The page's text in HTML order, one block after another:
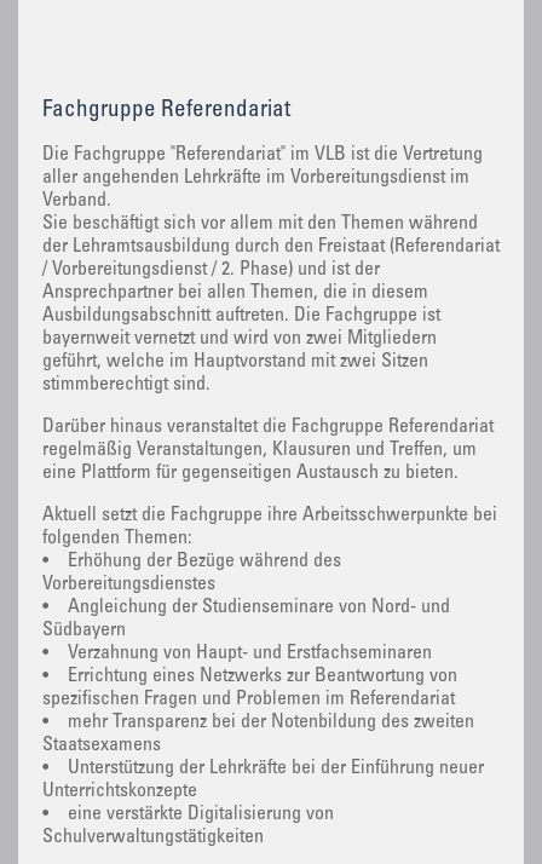
Fachgruppe Referendariat
Die Fachgruppe "Referendariat" im VLB ist die Vertretung
aller angehenden Lehrkräfte im Vorbereitungsdienst im
Verband.
Sie beschäftigt sich vor allem mit den Themen während
der Lehramtsausbildung durch den Freistaat (Referendariat
/ Vorbereitungsdienst / 2. Phase) und ist der
Ansprechpartner bei allen Themen, die in diesem
Ausbildungsabschnitt auftreten. Die Fachgruppe ist
bayernweit vernetzt und wird von zwei Mitgliedern
geführt, welche im Hauptvorstand mit zwei Sitzen
stimmberechtigt sind.
Darüber hinaus veranstaltet die Fachgruppe Referendariat
regelmäßig Veranstaltungen, Klausuren und Treffen, um
eine Plattform für gegenseitigen Austausch zu bieten.
Aktuell setzt die Fachgruppe ihre Arbeitsschwerpunkte bei
folgenden Themen:
• Erhöhung der Bezüge während des
Vorbereitungsdienstes
• Angleichung der Studienseminare von Nord- und
Südbayern
• Verzahnung von Haupt- und Erstfachseminaren
• Errichtung eines Netzwerks zur Beantwortung von
spezifischen Fragen und Problemen im Referendariat
• mehr Transparenz bei der Notenbildung des zweiten
Staatsexamens
• Unterstützung der Lehrkräfte bei der Einführung neuer
Unterrichtskonzepte
• eine verstärkte Digitalisierung von
Schulverwaltungstätigkeiten